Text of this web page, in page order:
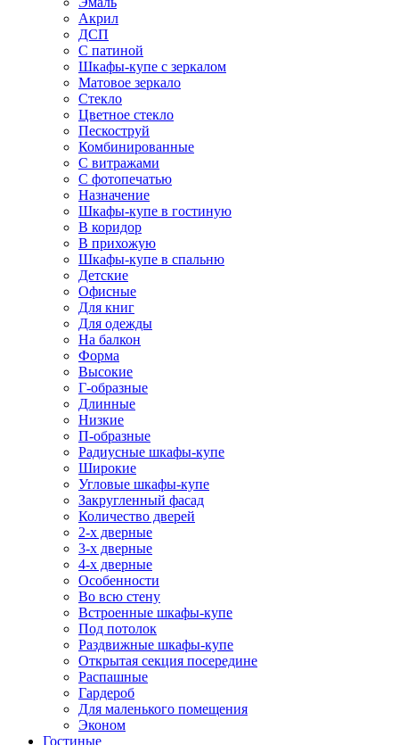
Акрил
ДСП
С патиной
Шкафы-купе с зеркалом
Матовое зеркало
Стекло
Цветное стекло
Пескоструй
Комбинированные
С витражами
С фотопечатью
Назначение
Шкафы-купе в гостиную
В коридор
В прихожую
Шкафы-купе в спальню
Детские
Офисные
Для книг
Для одежды
На балкон
Форма
Высокие
Г-образные
Длинные
Низкие
П-образные
Радиусные шкафы-купе
Широкие
Угловые шкафы-купе
Закругленный фасад
Количество дверей
2-х дверные
3-х дверные
4-х дверные
Особенности
Во всю стену
Встроенные шкафы-купе
Под потолок
Раздвижные шкафы-купе
Открытая секция посередине
Распашные
Гардероб
Для маленького помещения
Эконом
Гостиные